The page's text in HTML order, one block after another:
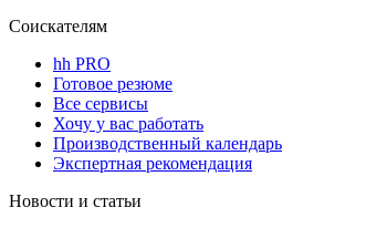
Соискателям
hh PRO
Готовое резюме
Все сервисы
Хочу у вас работать
Производственный календарь
Экспертная рекомендация
Новости и статьи